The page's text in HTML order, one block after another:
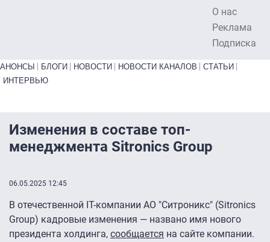
О нас
Реклама
Подписка
Primary links bottom
АНОНСЫ БЛОГИ НОВОСТИ НОВОСТИ КАНАЛОВ
СТАТЬИ
ИНТЕРВЬЮ
Изменения в составе топ-
менеджмента Sitronics Group
06.05.2025 12:45
В отечественной IT-компании АО "Ситроникс" (Sitronics
Group) кадровые изменения — названо имя нового
президента холдинга, сообщается на сайте компании.